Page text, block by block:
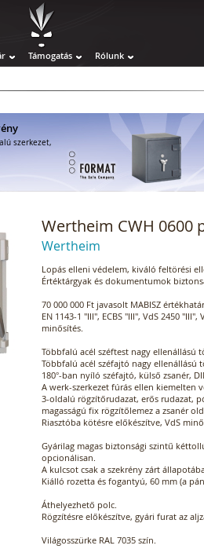
Támogatás Rólunk
szerkezet,
Wertheim CWH 0600
Wertheim
Lopás elleni védelem, kiváló feltörési
Értéktárgyak és dokumentumok
70 000 000 Ft javasolt MABISZ
EN 1143-1 "III", ECBS "III", VdS 2450
minősítés.
Többfalú acél széftest nagy ellenállású
Többfalú acél széfajtó nagy ellenállású
180°-ban nyíló széfajtó, külső zsanér,
A werk-szerkezet fúrás ellen kiemelten
3-oldalú rögzítőrudazat, erős rudazat,
magasságú fix rögzítőlemez a zsanér
Riasztóba kötésre előkészítve, VdS
Gyárilag magas biztonsági szintű
opcionálisan.
A kulcsot csak a szekrény zárt
Kiálló rozetta és fogantyú, 60 mm (a
Áthelyezhető polc.
Rögzítésre előkészítve, gyári furat az
Világosszürke RAL 7035 szín.